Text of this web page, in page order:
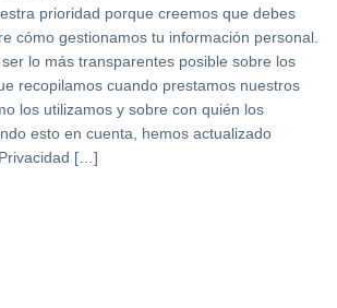
prioridad porque creemos que debes
cómo gestionamos tu información personal.
lo más transparentes posible sobre los
recopilamos cuando prestamos nuestros
los utilizamos y sobre con quién los
esto en cuenta, hemos actualizado
[…]